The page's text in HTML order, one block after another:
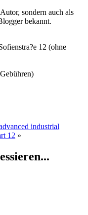
sondern auch als
bekannt.
12 (ohne
industrial
12 »